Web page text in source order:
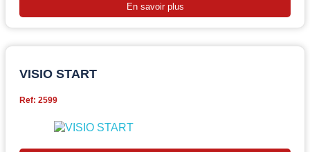
En savoir plus
VISIO START
Ref: 2599